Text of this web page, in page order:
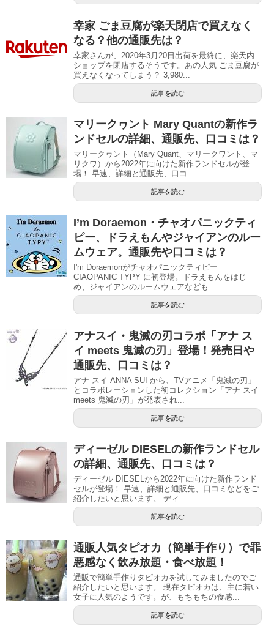
幸家 ごま豆腐が楽天閉店で買えなく
なる？他の通販先は？
幸家さんが、2020年3月20日出荷を最終に、楽天内
ショップを閉店するそうです。あの人気 ごま豆腐が
買えなくなってしまう？ 3,980...
記事を読む
マリークヮント Mary Quantの新作ラ
ンドセルの詳細、通販先、口コミは？
マリークヮント（Mary Quant、マリークワント、マ
リクワ）から2022年に向けた新作ランドセルが登
場！ 早速、詳細と通販先、口コ...
記事を読む
I’m Doraemon・チャオパニックティ
ピー、ドラえもんやジャイアンのルー
ムウェア。通販先や口コミは？
I'm Doraemonがチャオパニックティピー
CIAOPANIC TYPY に初登場。ドラえもんをはじ
め、ジャイアンのルームウェアなども...
記事を読む
アナスイ・鬼滅の刃コラボ「アナ ス
イ meets 鬼滅の刃」登場！発売日や
通販先、口コミは？
アナ スイ ANNA SUI から、TVアニメ「鬼滅の刃」
とコラボレーションした初コレクション「アナ スイ
meets 鬼滅の刃」が発表され...
記事を読む
ディーゼル DIESELの新作ランドセル
の詳細、通販先、口コミは？
ディーゼル DIESELから2022年に向けた新作ランド
セルが登場！ 早速、詳細と通販先、口コミなどをご
紹介したいと思います。 ディ...
記事を読む
通販人気タピオカ（簡単手作り）で罪
悪感なく飲み放題・食べ放題！
通販で簡単手作りタピオカを試してみましたのでご
紹介したいと思います。 現在タピオカは、主に若い
女子に人気のようです。が、もちもちの食感...
記事を読む